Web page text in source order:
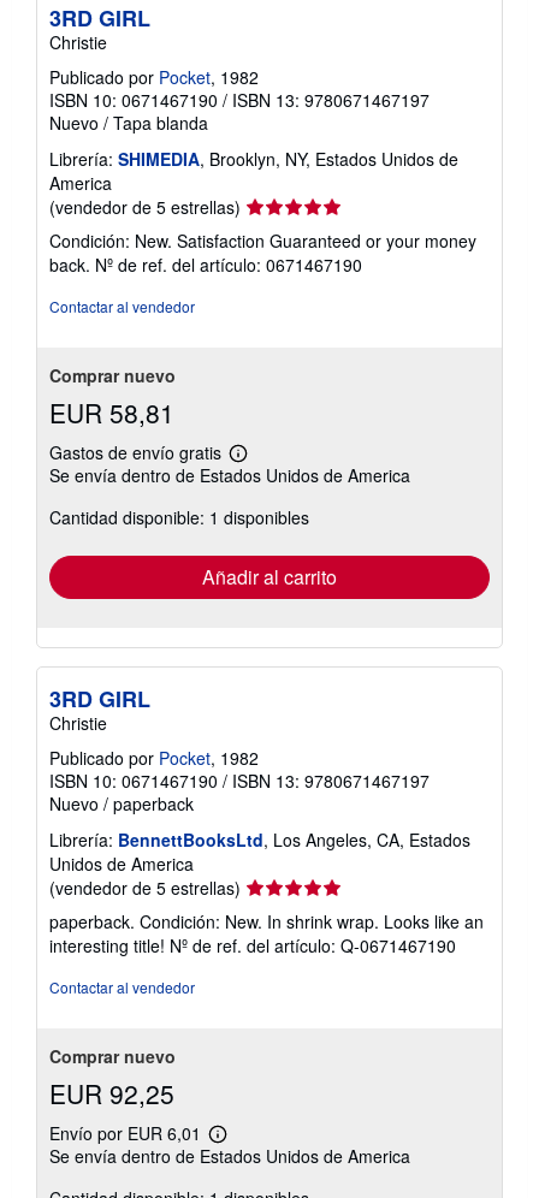
3RD GIRL
Christie
Publicado por Pocket, 1982
ISBN 10: 0671467190 / ISBN 13: 9780671467197
Nuevo / Tapa blanda
Librería: SHIMEDIA, Brooklyn, NY, Estados Unidos de
America
(vendedor de 5 estrellas) Calificación
vendedor:
5
Condición: New. Satisfaction Guaranteed or your money
back. Nº de ref. del artículo: 0671467190
Contactar al vendedor
Comprar nuevo
EUR 58,81
Gastos de envío gratis
Más
información
las
tarifas
envío
Se envía dentro de Estados Unidos de America
Cantidad disponible: 1 disponibles
Añadir al carrito
3RD GIRL
Christie
Publicado por Pocket, 1982
ISBN 10: 0671467190 / ISBN 13: 9780671467197
Nuevo / paperback
Librería: BennettBooksLtd, Los Angeles, CA, Estados
Unidos de America
(vendedor de 5 estrellas) Calificación
vendedor:
5
paperback. Condición: New. In shrink wrap. Looks like an
interesting title! Nº de ref. del artículo: Q-0671467190
Contactar al vendedor
Comprar nuevo
EUR 92,25
Envío por EUR 6,01
Más
información
Se envía dentro de Estados Unidos de America